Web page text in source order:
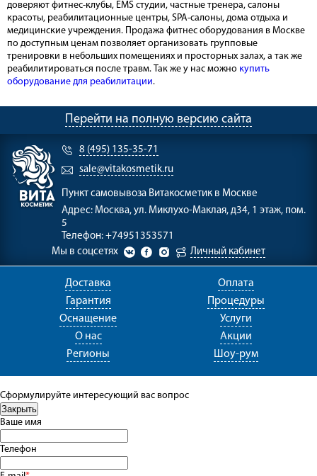
доверяют фитнес-клубы, EMS студии, частные тренера, салоны
красоты, реабилитационные центры, SPA-салоны, дома отдыха и
медицинские учреждения. Продажа фитнес оборудования в Москве
по доступным ценам позволяет организовать групповые
тренировки в небольших помещениях и просторных залах, а так же
реабилитироваться после травм. Так же у нас можно купить
оборудование для реабилитации.
Перейти на полную версию сайта
8 (495) 135-35-71
sale@vitakosmetik.ru
Пункт самовывоза Витакосметик в Москве
Адрес: Москва, ул. Миклухо-Маклая, д34, 1 этаж, пом.
5
Телефон: +74951353571
Мы в соцсетях
Личный кабинет
Доставка
Оплата
Гарантия
Процедуры
Оснащение
Услуги
О нас
Акции
Регионы
Шоу-рум
Сформулируйте интересующий вас вопрос
Ваше имя
Телефон